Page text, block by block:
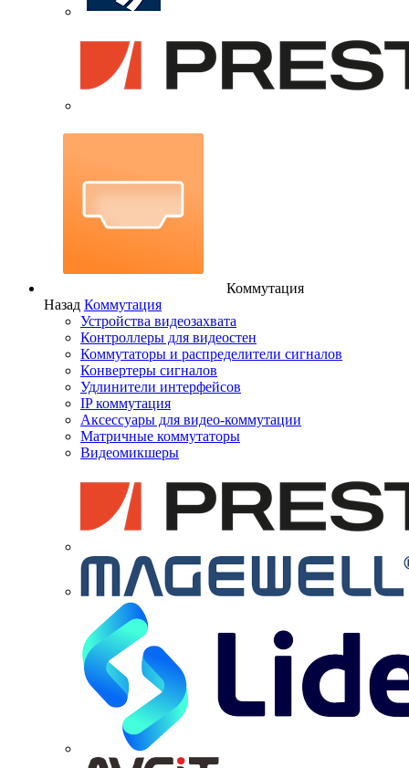
Коммутация
Назад Коммутация
Устройства видеозахвата
Контроллеры для видеостен
Коммутаторы и распределители сигналов
Конвертеры сигналов
Удлинители интерфейсов
IP коммутация
Аксессуары для видео-коммутации
Матричные коммутаторы
Видеомикшеры